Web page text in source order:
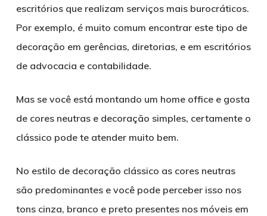
escritórios que realizam serviços mais burocráticos.
Por exemplo, é muito comum encontrar este tipo de
decoração em gerências, diretorias, e em escritórios
de advocacia e contabilidade.
Mas se você está montando um home office e gosta
de cores neutras e decoração simples, certamente o
clássico pode te atender muito bem.
No estilo de decoração clássico as cores neutras
são predominantes e você pode perceber isso nos
tons cinza, branco e preto presentes nos móveis em